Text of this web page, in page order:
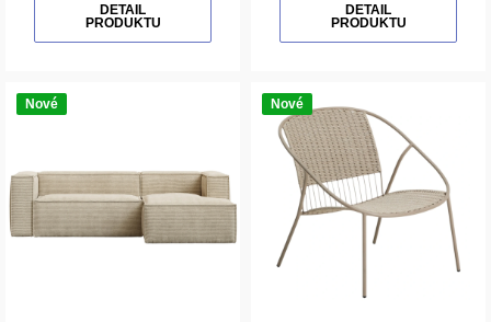
DETAIL
PRODUKTU
DETAIL
PRODUKTU
Nové Nové